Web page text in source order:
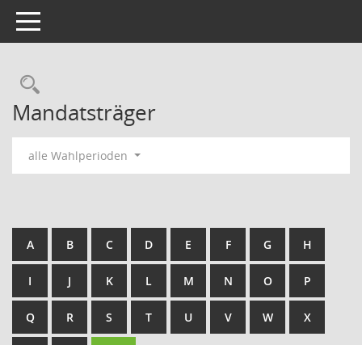
Toggle navigation
Rechercheauswahl
Mandatsträger
alle Wahlperioden
A B C D E F G H
I J K L M N O P
Q R S T U V W X